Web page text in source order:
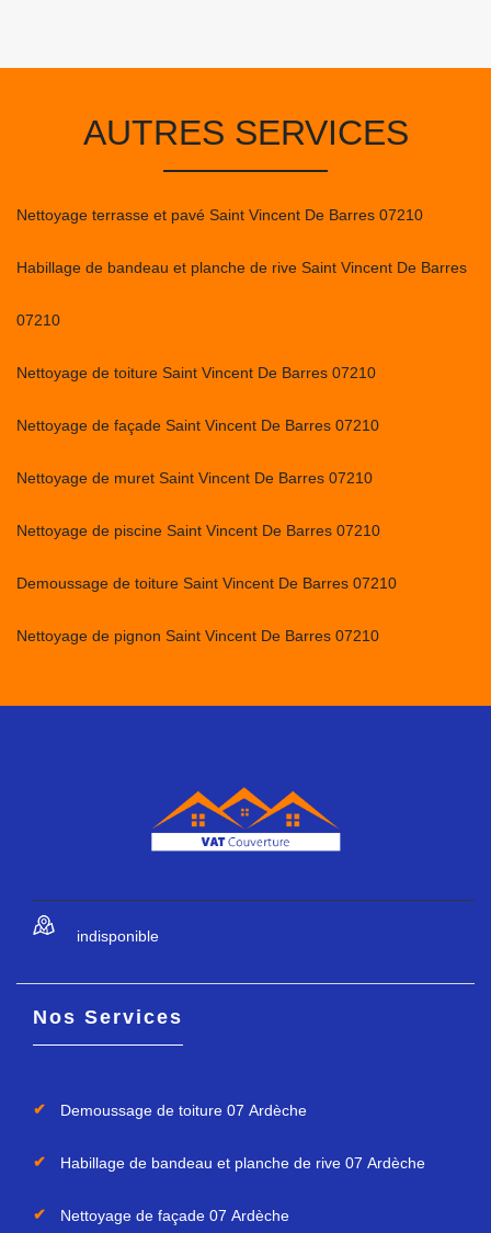
AUTRES SERVICES
Nettoyage terrasse et pavé Saint Vincent De Barres 07210
Habillage de bandeau et planche de rive Saint Vincent De Barres
07210
Nettoyage de toiture Saint Vincent De Barres 07210
Nettoyage de façade Saint Vincent De Barres 07210
Nettoyage de muret Saint Vincent De Barres 07210
Nettoyage de piscine Saint Vincent De Barres 07210
Demoussage de toiture Saint Vincent De Barres 07210
Nettoyage de pignon Saint Vincent De Barres 07210
indisponible
Nos Services
Demoussage de toiture 07 Ardèche
Habillage de bandeau et planche de rive 07 Ardèche
Nettoyage de façade 07 Ardèche